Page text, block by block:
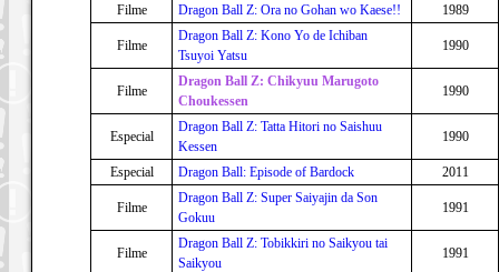
Filme
Dragon Ball Z: Ora no Gohan wo Kaese!! 1989
Filme
Dragon Ball Z: Kono Yo de Ichiban
Tsuyoi Yatsu
1990
Filme
Dragon Ball Z: Chikyuu Marugoto
Choukessen
1990
Especial
Dragon Ball Z: Tatta Hitori no Saishuu
Kessen
1990
Especial Dragon Ball: Episode of Bardock 2011
Filme
Dragon Ball Z: Super Saiyajin da Son
Gokuu
1991
Filme
Dragon Ball Z: Tobikkiri no Saikyou tai
Saikyou
1991